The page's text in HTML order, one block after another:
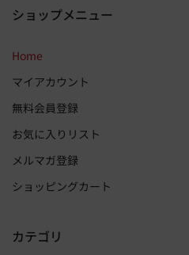
ショップメニュー
Home
マイアカウント
無料会員登録
お気に入りリスト
メルマガ登録
ショッピングカート
カテゴリ